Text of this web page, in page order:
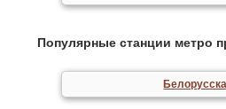
Популярные станции метро